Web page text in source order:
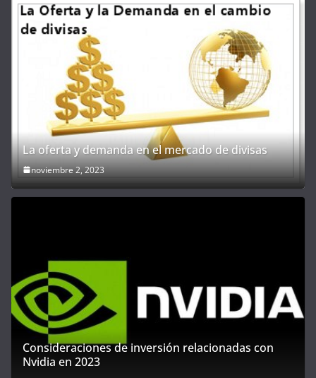
La oferta y demanda en el mercado de divisas
noviembre 2, 2023
Consideraciones de inversión relacionadas con
Nvidia en 2023